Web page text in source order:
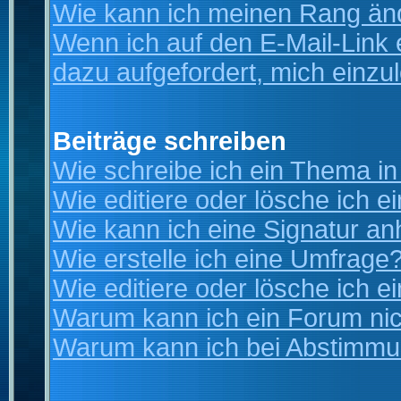
Wie kann ich meinen Rang
Wenn ich auf den E-Mail-
dazu aufgefordert, mich
Beiträge schreiben
Wie schreibe ich ein Thema
Wie editiere oder lösche ich
Wie kann ich eine Signatur
Wie erstelle ich eine
Wie editiere oder lösche ich
Warum kann ich ein Forum
Warum kann ich bei